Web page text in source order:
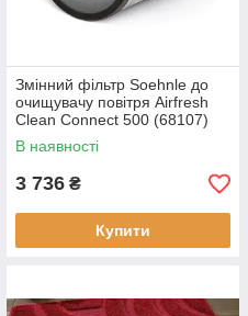
Змінний фільтр Soehnle до
очищувачу повітря Airfresh
Clean Connect 500 (68107)
В наявності
3 736 ₴
Купити